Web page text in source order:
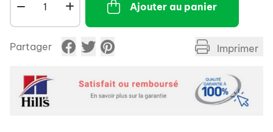
et de phosphate de calcium** (réduction de la
formation et des récidives).Bouchons urétraux
(pratiquement exclusivement associés à la présence
de cristaux de struvite ou de phosphate de
particulièrement c/d Multicare Feline en sachet-
repas ou en boîte).
Ajouter au panier
Partager Imprimer